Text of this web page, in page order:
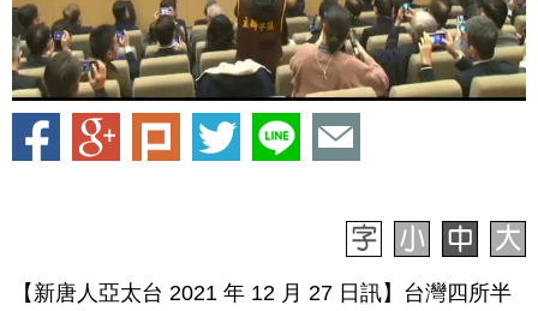
【新唐人亞太台 2021 年 12 月 27 日訊】台灣四所半